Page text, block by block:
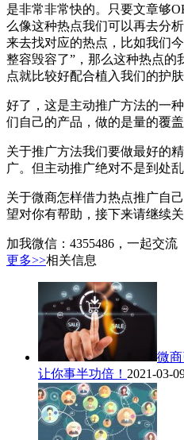
是非常非常快的。只要文章够
么像这种热点我们可以再去分
来去找对应的热点，比如我们
整容毁容了”，那么这种热点的
点就比较好配合植入我们的护肤
好了，这是主动推广方法的一
们自己的产品，做的是量的覆盖
关于推广方法我们要做最好的
广。但主动推广绝对不是到处
关于微商怎样借力热点推广自
望对你有帮助，接下来请继续
加我微信：4355486，一起交流
更多>>相关信息
微
让你事半功倍！ 2021-03-